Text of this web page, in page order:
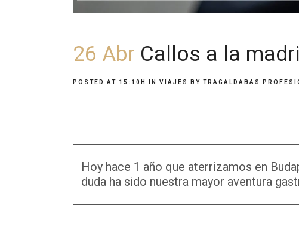
26 Abr Callos a la
POSTED AT 15:10H IN VIAJES BY TRAGALDABAS
Hoy hace 1 año que aterrizamos en
duda ha sido nuestra mayor aventura